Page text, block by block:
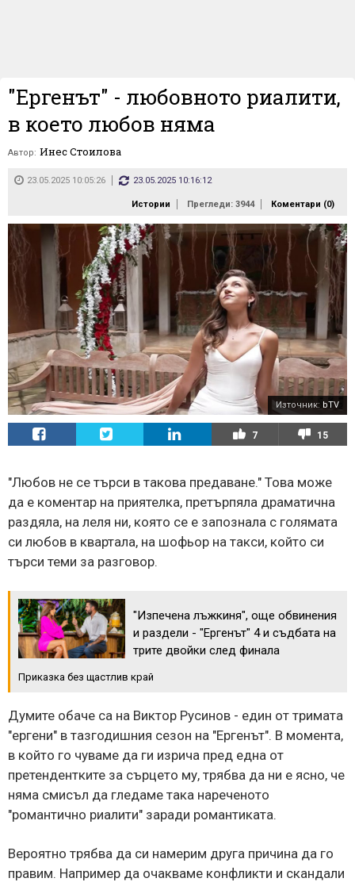
"Ергенът" - любовното риалити,
в което любов няма
Автор: Инес Стоилова
23.05.2025 10:05:26 23.05.2025 10:16:12
Истории Прегледи: 3944 Коментари (0)
Източник: bTV
7 15
"Любов не се търси в такова предаване." Това може
да е коментар на приятелка, претърпяла драматична
раздяла, на леля ни, която се е запознала с голямата
си любов в квартала, на шофьор на такси, който си
търси теми за разговор.
"Изпечена лъжкиня", още обвинения
и раздели - "Ергенът" 4 и съдбата на
трите двойки след финала
Приказка без щастлив край
Думите обаче са на Виктор Русинов - един от тримата
"ергени" в тазгодишния сезон на "Ергенът". В момента,
в който го чуваме да ги изрича пред една от
претендентките за сърцето му, трябва да ни е ясно, че
няма смисъл да гледаме така нареченото
"романтично риалити" заради романтиката.
Вероятно трябва да си намерим друга причина да го
правим. Например да очакваме конфликти и скандали